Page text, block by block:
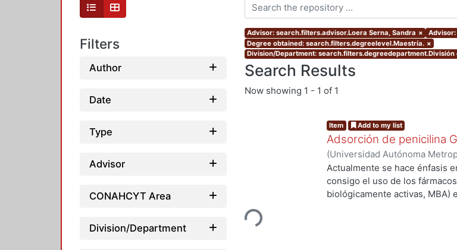
Filters
Author
Date
Type
Advisor
CONAHCYT Area
Division/Department
Advisor: search.filters.advisor.Loera Serna, Sandra ×
Degree obtained: search.filters.degreelevel.Maestría. ×
Division/Department: search.filters.degreedepartment.División
Search Results
Now showing 1 - 1 of 1
Loading...
Item Add to my list
Adsorción de penicilina
(Universidad Autónoma
de Servicios de Información.,
Actualmente se hace énfasis
consigo el uso de los
biológicamente activas, MBA)